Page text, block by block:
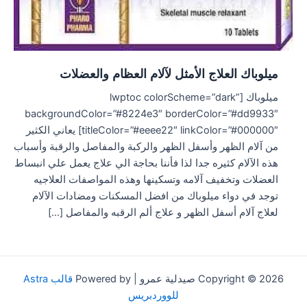
ميلوباك العلاج الأمثل لآلام العظام والعضلات
ميلوباك [lwptoc colorScheme=”dark”
backgroundColor=”#8224e3″ borderColor=”#dd9933″
titleColor=”#eeee22″ linkColor=”#000000″] يعاني الكثير
من آلام الظهر وأسفل الظهر والركبة والمفاصل والرقبة وأسباب
هذه الآلام كثيره جدا لذا فأننا بحاجة الي علاج يعمل علي انبساط
العضلات وتخفيف آلامه وتسكينها وهذه المواصفات العلاجيه
توجد في دواء ميلوباك من افضل المسكنات ومضادات الآلام
لعلاج آلام أسفل الظهر و علاج ألم الرقبه والمفاصل […]
Copyright © 2026 صيدلية عمرو | Powered by
قالب Astra
للووردبريس